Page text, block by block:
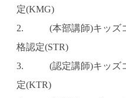
定(KMG)
2. (本部講師)キッズコ
格認定(STR)
3. (認定講師)キッズコ
定(KTR)